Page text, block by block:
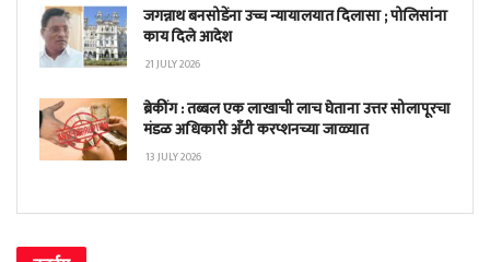
जगन्नाथ बनसोडेंना उच्च न्यायालयात दिलासा ; पोलिसांना
काय दिले आदेश
21 JULY 2026
ब्रेकींग : तब्बल एक लाखाची लाच घेताना उत्तर सोलापूरचा
मंडळ अधिकारी अँटी करप्शनच्या जाळ्यात
13 JULY 2026